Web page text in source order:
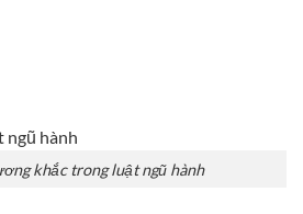
khắc trong luật ngũ hành